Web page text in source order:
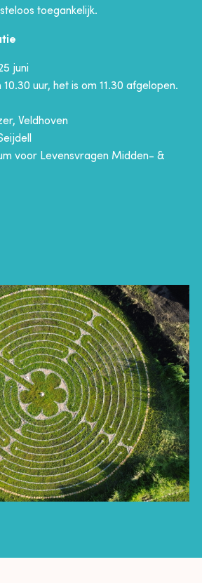
toegankelijk.
juni
uur, het is om 11.30 afgelopen.
Veldhoven
voor Levensvragen Midden- &